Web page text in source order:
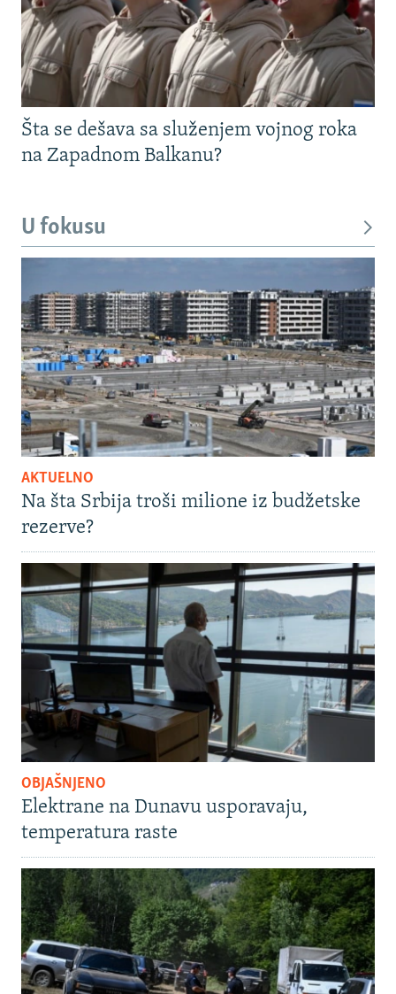
Šta se dešava sa služenjem vojnog roka
na Zapadnom Balkanu?
U fokusu
AKTUELNO
Na šta Srbija troši milione iz budžetske
rezerve?
OBJAŠNJENO
Elektrane na Dunavu usporavaju,
temperatura raste